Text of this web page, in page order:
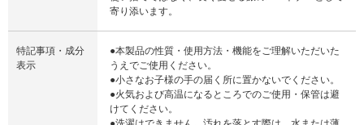
寄り添います。
特記事項・成分
表示
●本製品の性質・使用方法・機能をご理解いただいた
うえでご使用ください。
●小さなお子様の手の届く所に置かないでください。
●火気および高温になるところでのご使用・保管は避
けてください。